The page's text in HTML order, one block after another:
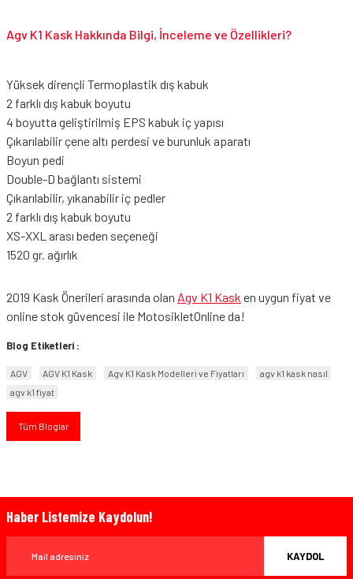
Agv K1 Kask Hakkında Bilgi, İnceleme ve Özellikleri?
Yüksek dirençli Termoplastik dış kabuk
2 farklı dış kabuk boyutu
4 boyutta geliştirilmiş EPS kabuk iç yapısı
Çıkarılabilir çene altı perdesi ve burunluk aparatı
Boyun pedi
Double-D bağlantı sistemi
Çıkarılabilir, yıkanabilir iç pedler
2 farklı dış kabuk boyutu
XS-XXL arası beden seçeneği
1520 gr. ağırlık
2019 Kask Önerileri arasında olan Agv K1 Kask en uygun fiyat ve
online stok güvencesi ile MotosikletOnline da!
Blog Etiketleri :
AGV AGV K1 Kask Agv K1 Kask Modelleri ve Fiyatları
agv k1 kask nasıl
agv k1 fiyat
Tüm Bloglar
Haber Listemize Kaydolun!
KAYDOL